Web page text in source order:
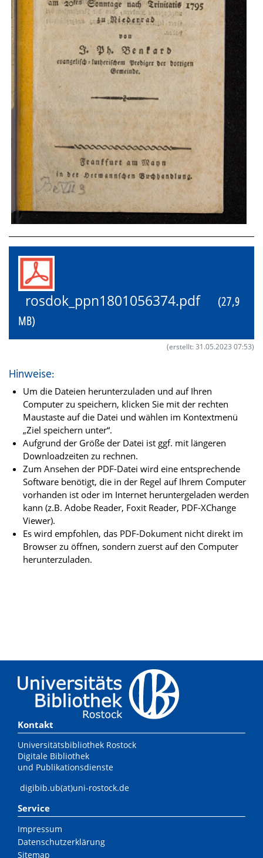
rosdok_ppn1801056374.pdf
(27,9
MB)
(erstellt: 31.05.2023 07:53)
Hinweise:
Um die Dateien herunterzuladen und auf Ihren
Computer zu speichern, klicken Sie mit der rechten
Maustaste auf die Datei und wählen im Kontextmenü
„Ziel speichern unter“.
Aufgrund der Größe der Datei ist ggf. mit längeren
Downloadzeiten zu rechnen.
Zum Ansehen der PDF-Datei wird eine entsprechende
Software benötigt, die in der Regel auf Ihrem Computer
vorhanden ist oder im Internet heruntergeladen werden
kann (z.B. Adobe Reader, Foxit Reader, PDF-XChange
Viewer).
Es wird empfohlen, das PDF-Dokument nicht direkt im
Browser zu öffnen, sondern zuerst auf den Computer
herunterzuladen.
Kontakt
Universitätsbibliothek Rostock
Digitale Bibliothek
und Publikationsdienste
digibib.ub(at)uni-rostock.de
Service
Impressum
Datenschutzerklärung
Sitemap